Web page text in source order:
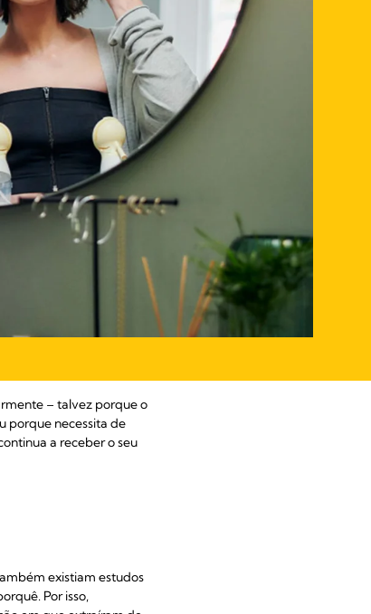
– talvez porque o
porque necessita de
a receber o seu
existiam estudos
Por isso,